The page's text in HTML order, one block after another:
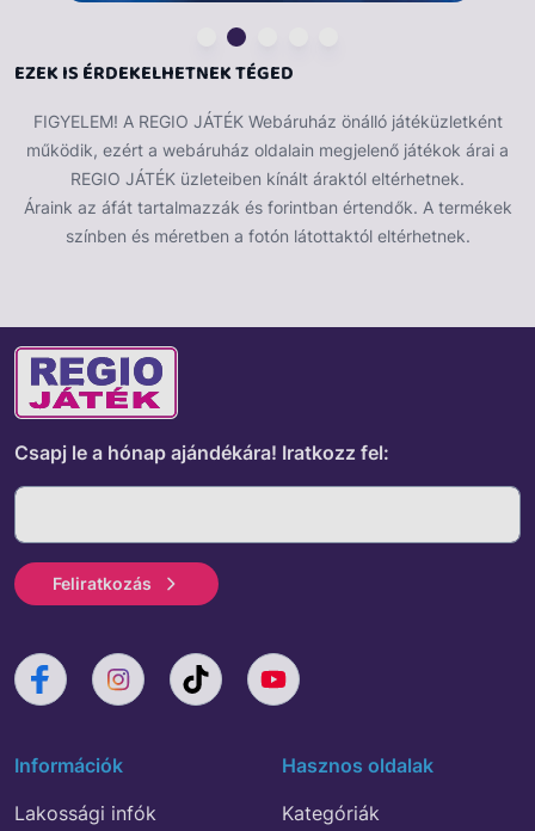
EZEK IS ÉRDEKELHETNEK TÉGED
FIGYELEM! A REGIO JÁTÉK Webáruház önálló játéküzletként
működik, ezért a webáruház oldalain megjelenő játékok árai a
REGIO JÁTÉK üzleteiben kínált áraktól eltérhetnek.
Áraink az áfát tartalmazzák és forintban értendők. A termékek
színben és méretben a fotón látottaktól eltérhetnek.
Csapj le a hónap ajándékára! Iratkozz fel:
Feliratkozás
Információk
Lakossági infók
Hasznos oldalak
Kategóriák